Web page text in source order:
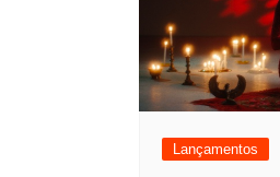
Lançamentos